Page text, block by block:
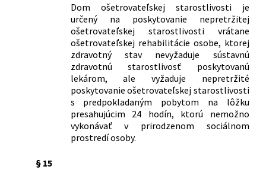
Dom ošetrovateľskej starostlivosti je
určený na poskytovanie nepretržitej
ošetrovateľskej starostlivosti vrátane
ošetrovateľskej rehabilitácie osobe, ktorej
zdravotný stav nevyžaduje sústavnú
zdravotnú starostlivosť poskytovanú
lekárom, ale vyžaduje nepretržité
poskytovanie ošetrovateľskej starostlivosti
s predpokladaným pobytom na lôžku
presahujúcim 24 hodín, ktorú nemožno
vykonávať v prirodzenom sociálnom
prostredí osoby.
§ 15